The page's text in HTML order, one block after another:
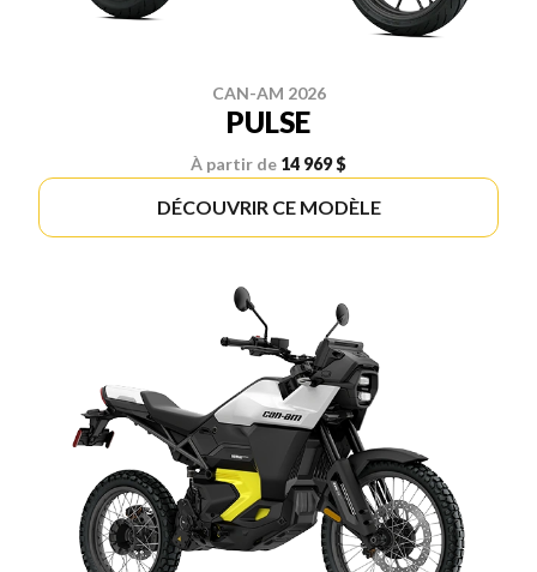
CAN-AM 2026
PULSE
À partir de 14 969 $
DÉCOUVRIR CE MODÈLE